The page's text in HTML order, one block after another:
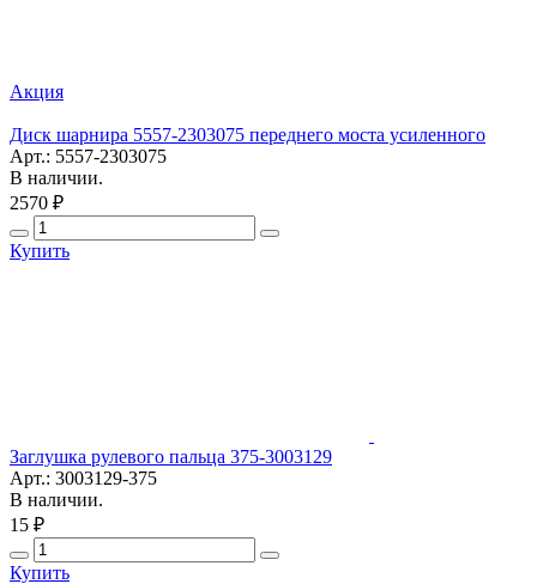
Акция
Диск шарнира 5557-2303075 переднего моста усиленного
Арт.: 5557-2303075
В наличии.
2570 ₽
Купить
Заглушка рулевого пальца 375-3003129
Арт.: 3003129-375
В наличии.
15 ₽
Купить